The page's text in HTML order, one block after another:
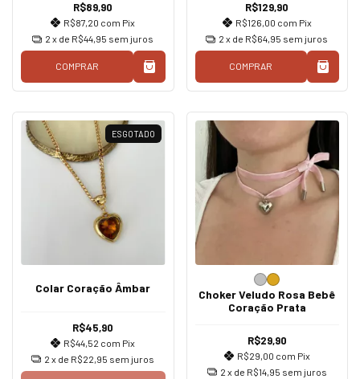
R$89,90
R$87,20 com Pix
2 x de R$44,95 sem juros
COMPRAR
R$129,90
R$126,00 com Pix
2 x de R$64,95 sem juros
COMPRAR
ESGOTADO
Colar Coração Âmbar
R$45,90
R$44,52 com Pix
2 x de R$22,95 sem juros
Choker Veludo Rosa Bebê
Coração Prata
R$29,90
R$29,00 com Pix
2 x de R$14,95 sem juros